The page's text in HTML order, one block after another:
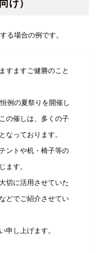
け）
る場合の例です。
すますご健勝のこと
例の夏祭りを開催し
の催しは、多くの子
なっております。
ントや机・椅子等の
ます。
切に活用させていた
どでご紹介させてい
申し上げます。